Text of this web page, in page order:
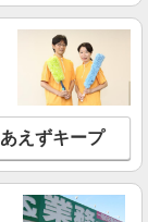
与変動なし
を見る
力により優遇）
道の駅さわらの
えずキープ